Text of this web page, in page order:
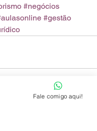
#negócios
#gestão
Fale comigo aqui!